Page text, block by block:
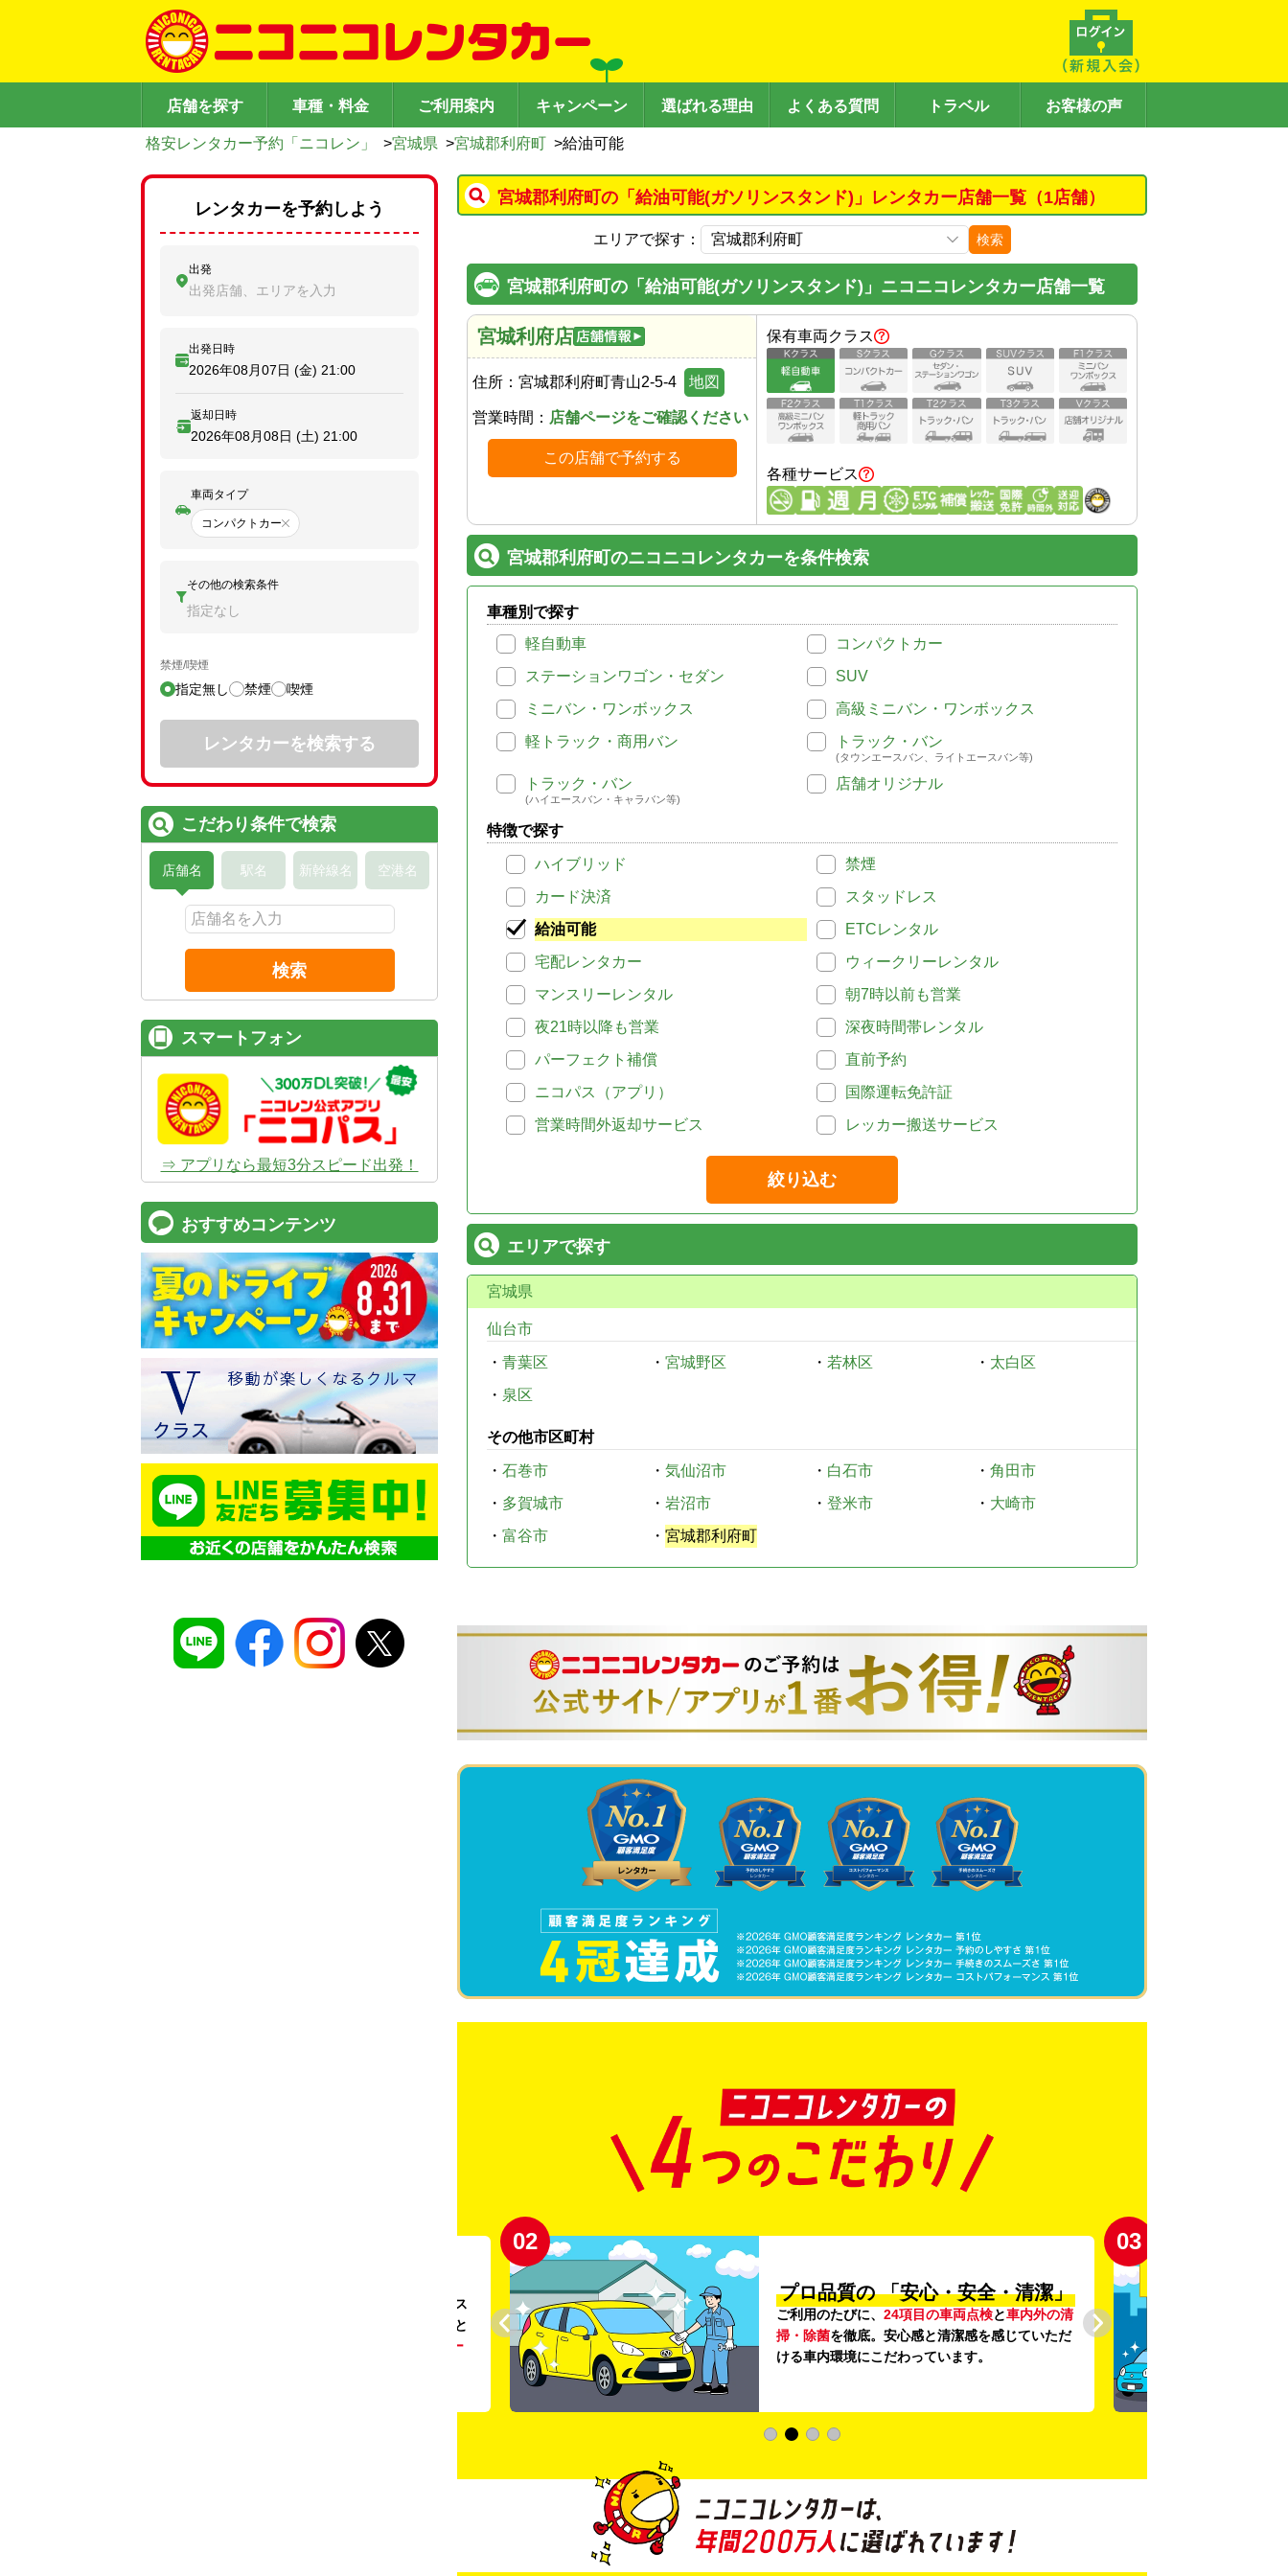
店舗を探す 車種・料金 ご利用案内 キャンペーン 選ばれる理由 よくある質問 トラベル お客様の声
格安レンタカー予約「ニコレン」 >宮城県 >宮城郡利府町 >給油可能
宮城郡利府町の「給油可能(ガソリンスタンド)」レンタカー店舗一覧（1店舗）
エリアで探す： 検索
宮城郡利府町の「給油可能(ガソリンスタンド)」ニコニコレンタカー店舗一覧
宮城利府店
住所： 宮城郡利府町青山2-5-4 地図
営業時間： 店舗ページをご確認ください
この店舗で予約する
保有車両クラス
各種サービス
宮城郡利府町のニコニコレンタカーを条件検索
車種別で探す
軽自動車
コンパクトカー
ステーションワゴン・セダン
SUV
ミニバン・ワンボックス
高級ミニバン・ワンボックス
軽トラック・商用バン
トラック・バン
(タウンエースバン、ライトエースバン等)
トラック・バン
(ハイエースバン・キャラバン等)
店舗オリジナル
特徴で探す
ハイブリッド
禁煙
カード決済
スタッドレス
給油可能
ETCレンタル
宅配レンタカー
ウィークリーレンタル
マンスリーレンタル
朝7時以前も営業
夜21時以降も営業
深夜時間帯レンタル
パーフェクト補償
直前予約
ニコパス（アプリ）
国際運転免許証
営業時間外返却サービス
レッカー搬送サービス
絞り込む
エリアで探す
宮城県
仙台市
・ 青葉区 ・ 宮城野区 ・ 若林区 ・ 太白区
・ 泉区
その他市区町村
・ 石巻市 ・ 気仙沼市 ・ 白石市 ・ 角田市
・ 多賀城市 ・ 岩沼市 ・ 登米市 ・ 大崎市
・ 富谷市 ・ 宮城郡利府町
。ガソリンス
タンドや整備工場の既存インフラを活用すること
リー
02
プロ品質の 「安心・安全・清潔」
ご利用のたびに、 24項目の車両点検と車内外の清
掃・除菌を徹底。安心感と清潔感を感じていただ
ける車内環境にこだわっています。
03
レンタカーを予約しよう
出発
出発店舗、エリアを入力
出発日時
2026年08月07日 (金) 21:00
返却日時
2026年08月08日 (土) 21:00
車両タイプ
コンパクトカー
その他の検索条件
指定なし
禁煙/喫煙
指定無し 禁煙 喫煙
レンタカーを検索する
こだわり条件で検索
店舗名 駅名 新幹線名 空港名
検索
スマートフォン
⇒ アプリなら最短3分スピード出発！
おすすめコンテンツ